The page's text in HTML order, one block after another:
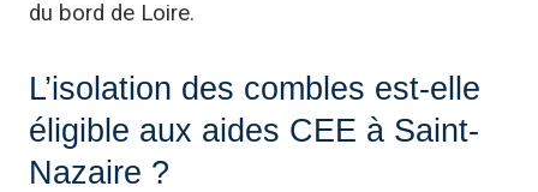
du bord de Loire.
L’isolation des combles est-elle
éligible aux aides CEE à Saint-
Nazaire ?